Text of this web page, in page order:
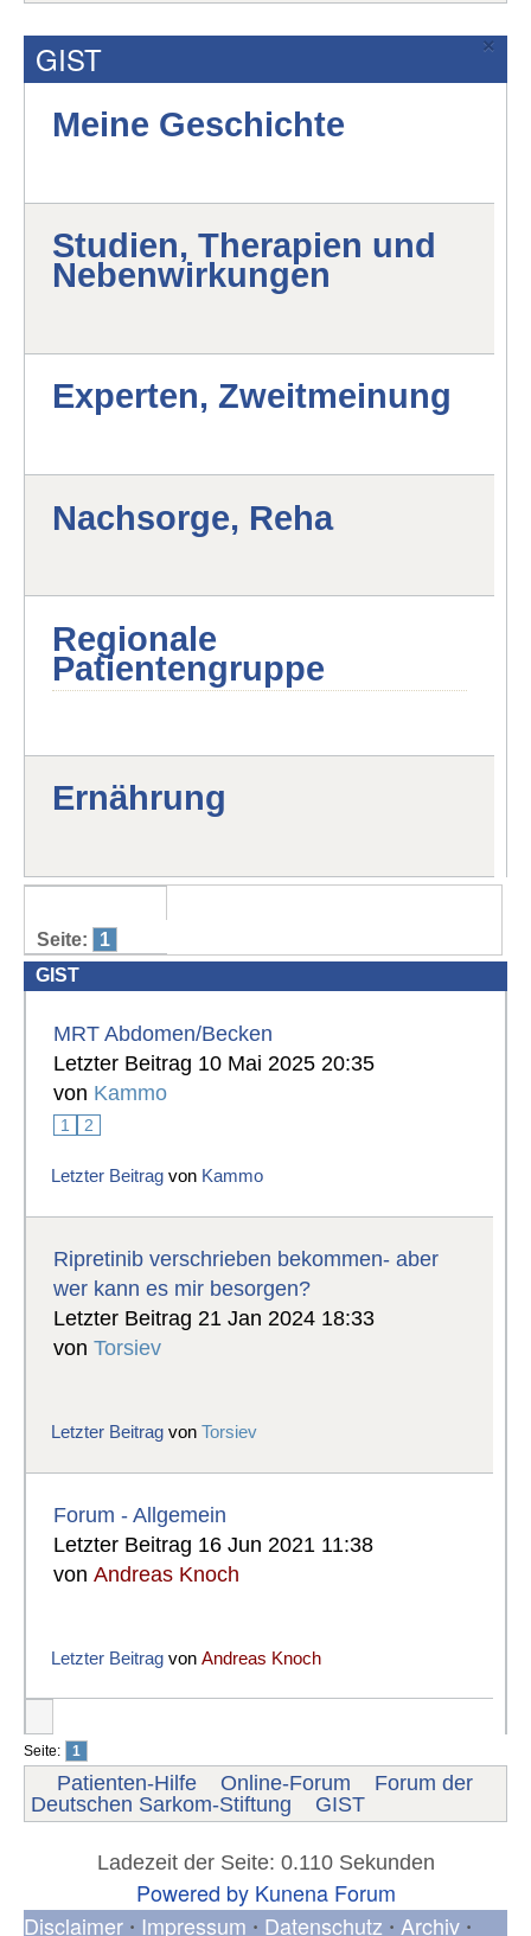
×
GIST
Meine Geschichte
Studien, Therapien und
Nebenwirkungen
Experten, Zweitmeinung
Nachsorge, Reha
Regionale
Patientengruppe
Ernährung
Seite:
1
GIST
MRT Abdomen/Becken
Letzter Beitrag 10 Mai 2025 20:35
von Kammo
1 2
Letzter Beitrag von Kammo
Ripretinib verschrieben bekommen- aber
wer kann es mir besorgen?
Letzter Beitrag 21 Jan 2024 18:33
vonTorsiev
Letzter Beitrag vonTorsiev
Forum - Allgemein
Letzter Beitrag 16 Jun 2021 11:38
vonAndreas Knoch
Letzter Beitrag vonAndreas Knoch
Seite: 1
Patienten-Hilfe Online-Forum
Forum der
Deutschen Sarkom-Stiftung
GIST
Ladezeit der Seite: 0.110 Sekunden
Powered by Kunena Forum
Disclaimer • Impressum • Datenschutz • Archiv •